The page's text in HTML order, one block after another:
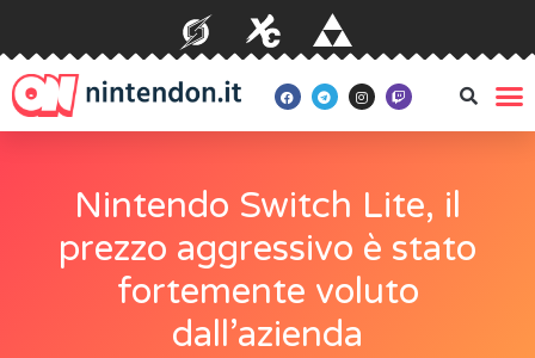
Nintendo Switch Lite, il
prezzo aggressivo è stato
fortemente voluto
dall’azienda